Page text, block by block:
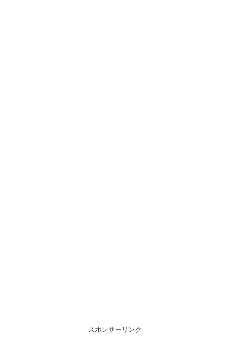
スポンサーリンク